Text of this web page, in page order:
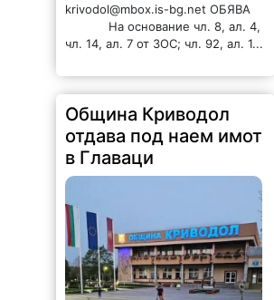
krivodol@mbox.is-bg.net ОБЯВА
На основание чл. 8, ал. 4,
чл. 14, ал. 7 от ЗОС; чл. 92, ал. 1...
Община Криводол
отдава под наем имот
в Главаци